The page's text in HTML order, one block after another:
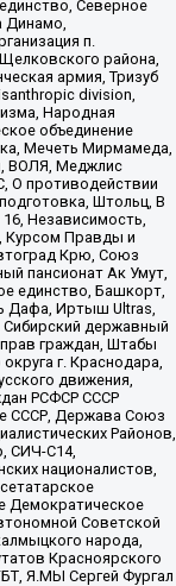
Северное
Динамо,
п.
района,
армия, Тризуб
division,
Народная
объединение
Мечеть Мирмамеда,
ВОЛЯ, Меджлис
О противодействии
Штольц, В
Независимость,
Курсом Правды и
Крю, Союз
пансионат Ак Умут,
единство, Башкорт,
Дафа, Иртыш Ultras,
Сибирский державный
граждан, Штабы
г. Краснодара,
движения,
РСФСР СССР
СССР, Держава Союз
Районов,
СИЧ-С14,
националистов,
Демократическое
Советской
народа,
Красноярского
Я.МЫ Сергей Фургал